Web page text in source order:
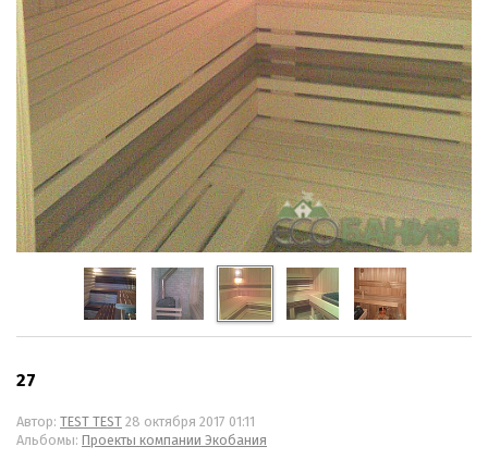
27
Автор: TEST TEST 28 октября 2017 01:11
Альбомы: Проекты компании Экобания